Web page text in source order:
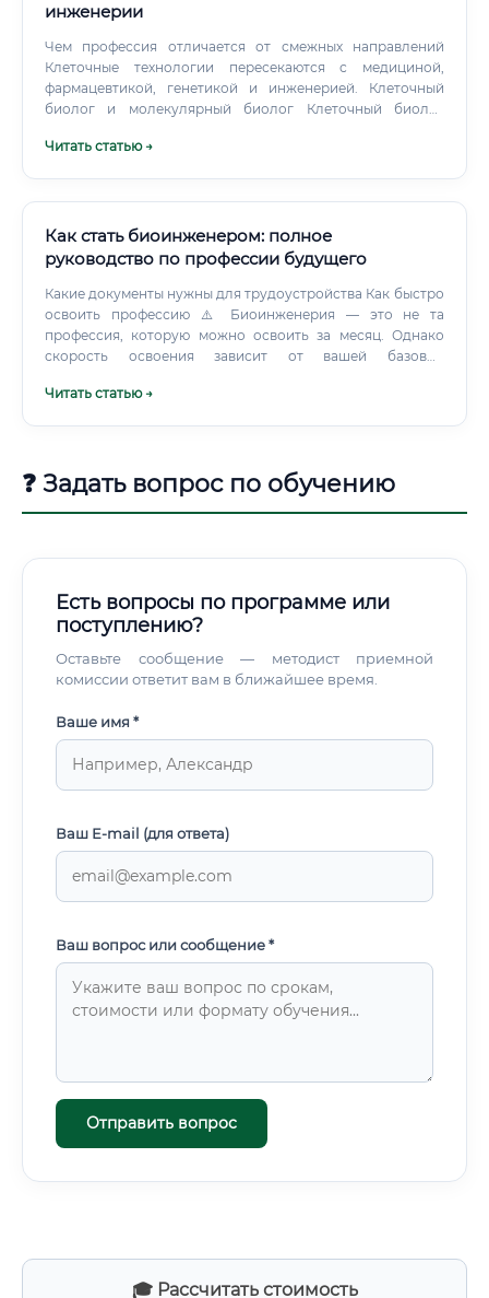
🎓 Рассчитать стоимость
инженерии
Чем профессия отличается от смежных направлений
Клеточные технологии пересекаются с медициной,
фармацевтикой, генетикой и инженерией. Клеточный
биолог и молекулярный биолог Клеточный биолог
Читать статью →
Как стать биоинженером: полное
руководство по профессии будущего
Какие документы нужны для трудоустройства Как быстро
освоить профессию ⚠️ Биоинженерия — это не та
профессия, которую можно освоить за месяц. Однако
скорость освоения зависит от вашей базовой
свой текущий уровень знаний в биологии, химии и
выбранному направлению ✅ Шаг 4 — Параллельно
изучайте английский язык — вся ключевая литература на
портфолио (проекты, эксперименты, публикации) ✅ Шаг
LinkedIn, откликайтесь на вакансии Какие курсы лучше
выбрать 💡 Совет эксперта: выбирайте курсы с реальной
теория без практики в биоинженерии не котируется.
Можно ли войти в профессию без опыта ✅ Да, но с
Читать статью →
❓ Задать вопрос по обучению
Есть вопросы по программе или
поступлению?
Оставьте сообщение — методист приемной
комиссии ответит вам в ближайшее время.
Ваше имя *
Ваш E-mail (для ответа)
Ваш вопрос или сообщение *
Отправить вопрос